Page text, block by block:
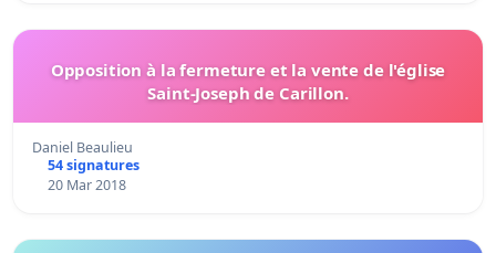
Opposition à la fermeture et la vente de l'église
Saint-Joseph de Carillon.
Daniel Beaulieu
54 signatures
20 Mar 2018